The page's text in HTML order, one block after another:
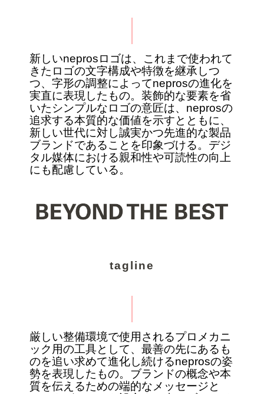
新しいneprosロゴは、これまで使われて
きたロゴの文字構成や特徴を継承しつ
つ、字形の調整によってneprosの進化を
実直に表現したもの。装飾的な要素を省
いたシンプルなロゴの意匠は、neprosの
追求する本質的な価値を示すとともに、
新しい世代に対し誠実かつ先進的な製品
ブランドであることを印象づける。デジ
タル媒体における親和性や可読性の向上
にも配慮している。
tagline
厳しい整備環境で使用されるプロメカニ
ック用の工具として、最善の先にあるも
のを追い求めて進化し続けるneprosの姿
勢を表現したもの。ブランドの概念や本
質を伝えるための端的なメッセージと